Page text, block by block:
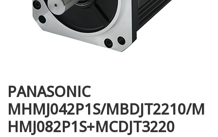
PANASONIC
MHMJ042P1S/MBDJT2210/M
HMJ082P1S+MCDJT3220